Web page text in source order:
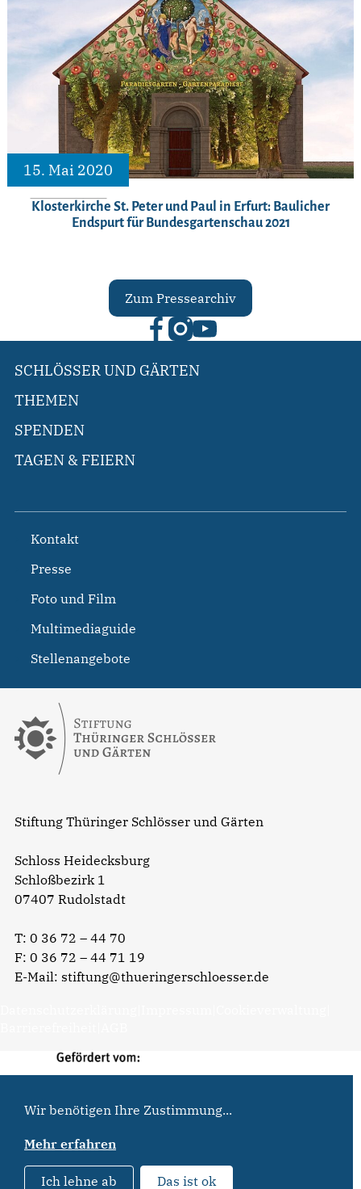
15. Mai 2020
Klosterkirche St. Peter und Paul in Erfurt: Baulicher
Endspurt für Bundesgartenschau 2021
Zum Pressearchiv
Stiftung Thüringer Schlösser und Gärten
Schloss Heidecksburg
Schloßbezirk 1
07407 Rudolstadt
T: 0 36 72 – 44 70
F: 0 36 72 – 44 71 19
E-Mail: stiftung@thueringerschloesser.de
SCHLÖSSER UND GÄRTEN
THEMEN
SPENDEN
TAGEN & FEIERN
Kontakt
Presse
Foto und Film
Multimediaguide
Stellenangebote
Wir benötigen Ihre Zustimmung...
Mehr erfahren
Ich lehne ab Das ist ok